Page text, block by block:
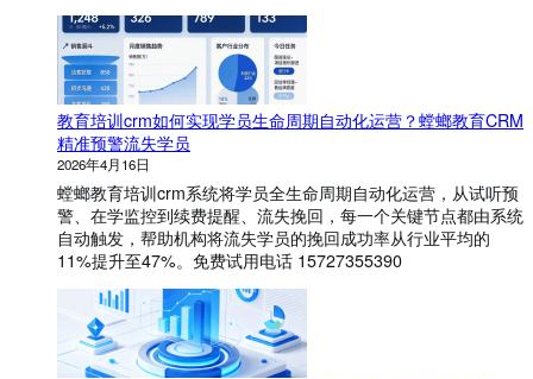
哪
些
功
能
？
教育培训crm如何实现学员生命周期自动化运营？螳螂教育CRM
精准预警流失学员
2026年4月16日
螳螂教育培训crm系统将学员全生命周期自动化运营，从试听预
警、在学监控到续费提醒、流失挽回，每一个关键节点都由系统
自动触发，帮助机构将流失学员的挽回成功率从行业平均的
11%提升至47%。免费试用电话 15727355390